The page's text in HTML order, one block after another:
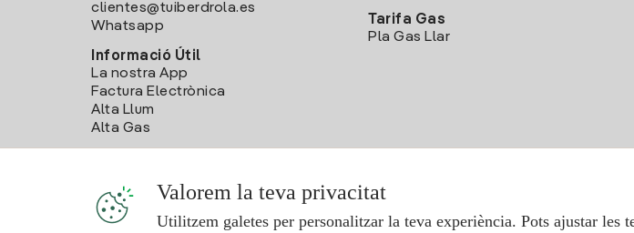
clientes@tuiberdrola.es
Whatsapp
Informació Útil
La nostra App
Factura Electrònica
Alta Llum
Alta Gas
Tarifa Gas
Pla Gas Llar
Valorem la teva privacitat
Utilitzem galetes per personalitzar la teva experiència. Pots ajustar les